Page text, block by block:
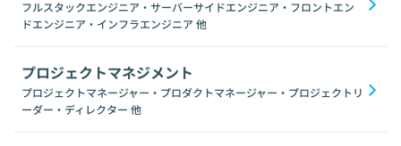
フルスタックエンジニア・サーバーサイドエンジニア・フロントエン
ドエンジニア・インフラエンジニア 他
プロジェクトマネジメント
プロジェクトマネージャー・プロダクトマネージャー・プロジェクトリ
ーダー・ディレクター 他